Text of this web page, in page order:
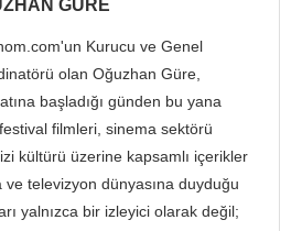
GÜRE
Kurucu ve Genel
olan Oğuzhan Güre,
başladığı günden bu yana
filmleri, sinema sektörü
kültürü üzerine kapsamlı içerikler
televizyon dünyasına duyduğu
yalnızca bir izleyici olarak değil;